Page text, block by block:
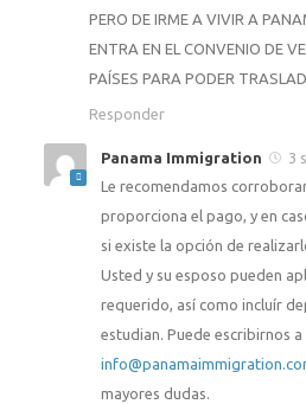
PERO DE IRME A VIVIR A
ENTRA EN EL CONVENIO DE
PAÍSES PARA PODER
Responder
Panama Immigration
3
Le recomendamos
proporciona el pago, y en
si existe la opción de
Usted y su esposo pueden
requerido, así como incluír
estudian. Puede escribirnos a
mayores dudas.